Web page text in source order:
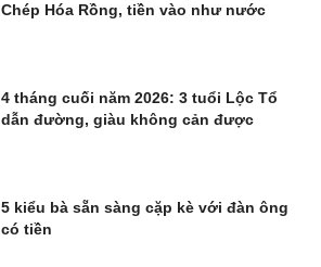
Chép Hóa Rồng, tiền vào như nước
4 tháng cuối năm 2026: 3 tuổi Lộc Tổ
dẫn đường, giàu không cản được
5 kiểu bà sẵn sàng cặp kè với đàn ông
có tiền